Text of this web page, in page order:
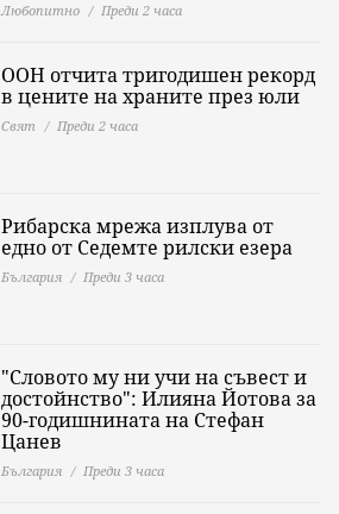
Любопитно Преди 2 часа
ООН отчита тригодишен рекорд
в цените на храните през юли
Свят Преди 2 часа
Рибарска мрежа изплува от
едно от Седемте рилски езера
България Преди 3 часа
"Словото му ни учи на съвест и
достойнство": Илияна Йотова за
90-годишнината на Стефан
Цанев
България Преди 3 часа